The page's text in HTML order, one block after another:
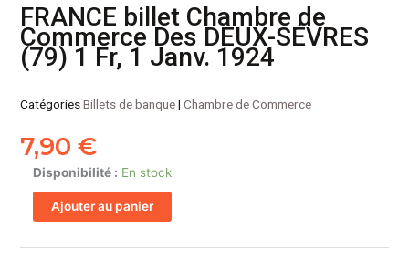
FRANCE billet Chambre de
Commerce Des DEUX-SÉVRES
(79) 1 Fr, 1 Janv. 1924
CatégoriesBillets de banque|Chambre de Commerce
7,90€
Disponibilité : En stock
quantité
de
FRANCE
Chambre
Ajouter au panier